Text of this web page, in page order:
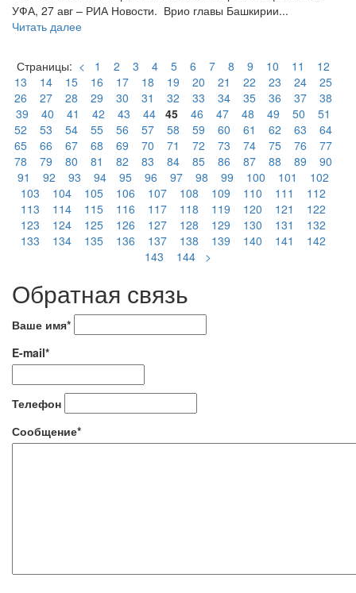
УФА, 27 авг – РИА Новости. Врио главы Башкирии...
Читать далее
Страницы: < 1 2 3 4 5 6 7 8 9 10 11
12
13
14 15 16 17 18 19 20 21 22 23 24
25
26
27 28 29 30 31 32 33 34 35 36 37
38
39
40 41 42 43 44 45 46 47 48 49 50
51
52
53 54 55 56 57 58 59 60 61 62 63
64
65
66 67 68 69 70 71 72 73 74 75 76
77
78
79 80 81 82 83 84 85 86 87 88 89
90
91
92 93 94 95 96 97 98 99 100 101
102
103
104 105 106 107 108 109 110 111
112
113
114 115 116 117 118 119 120 121
122
123
124 125 126 127 128 129 130 131
132
133
134 135 136 137 138 139 140 141
142
143
144 >
Обратная связь
Ваше имя*
E-mail*
Телефон
Сообщение*